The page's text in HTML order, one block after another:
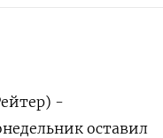
-
оставил